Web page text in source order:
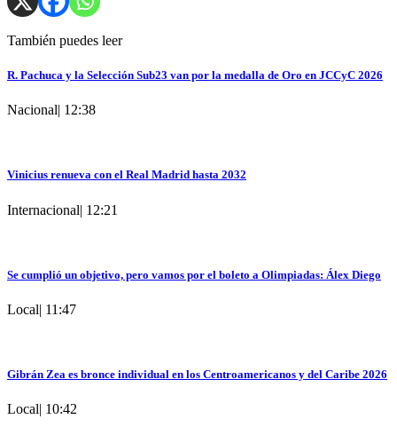
También puedes leer
R. Pachuca y la Selección Sub23 van por la medalla de Oro en JCCyC 2026
Nacional| 12:38
Vinicius renueva con el Real Madrid hasta 2032
Internacional| 12:21
Se cumplió un objetivo, pero vamos por el boleto a Olimpiadas: Álex Diego
Local| 11:47
Gibrán Zea es bronce individual en los Centroamericanos y del Caribe 2026
Local| 10:42